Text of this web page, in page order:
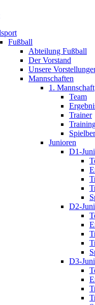
Fußball
Abteilung Fußball
Der Vorstand
Unsere
Mannschaften
1. Mannschaft
Team
Trainer
Junioren
D1-
D2-
D3-